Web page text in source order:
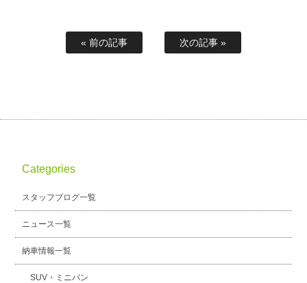
« 前の記事 次の記事 »
Categories
スタッフブログ一覧
ニュース一覧
納車情報一覧
SUV・ミニバン